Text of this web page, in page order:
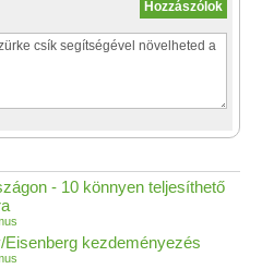
- 10 könnyen teljesíthető
kezdeményezés